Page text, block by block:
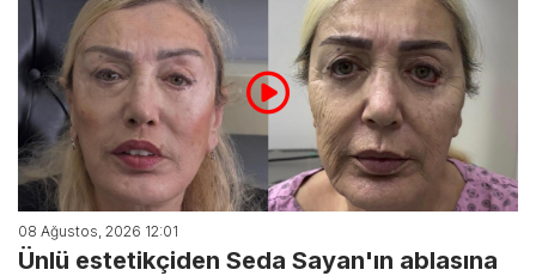
08 Ağustos, 2026 12:01
Ünlü estetikçiden Seda Sayan'ın ablasına